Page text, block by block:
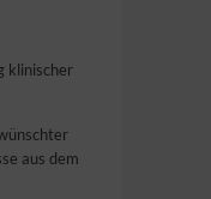
klinischer
aus dem